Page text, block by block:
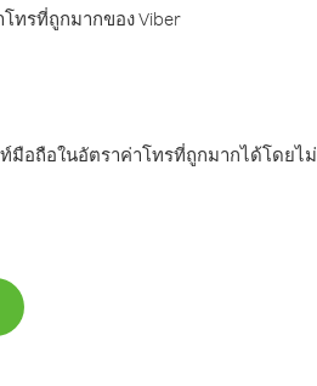
ทรที่ถูกมากของ Viber
มือถือในอัตราค่าโทรที่ถูกมากได้โดยไม่